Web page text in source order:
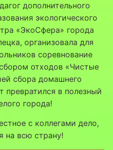
дополнительного
экологического
«ЭкоСфера» города
организовала для
соревнование
отходов «Чистые
сбора домашнего
превратился в полезный
города!
с коллегами дело,
на всю страну!